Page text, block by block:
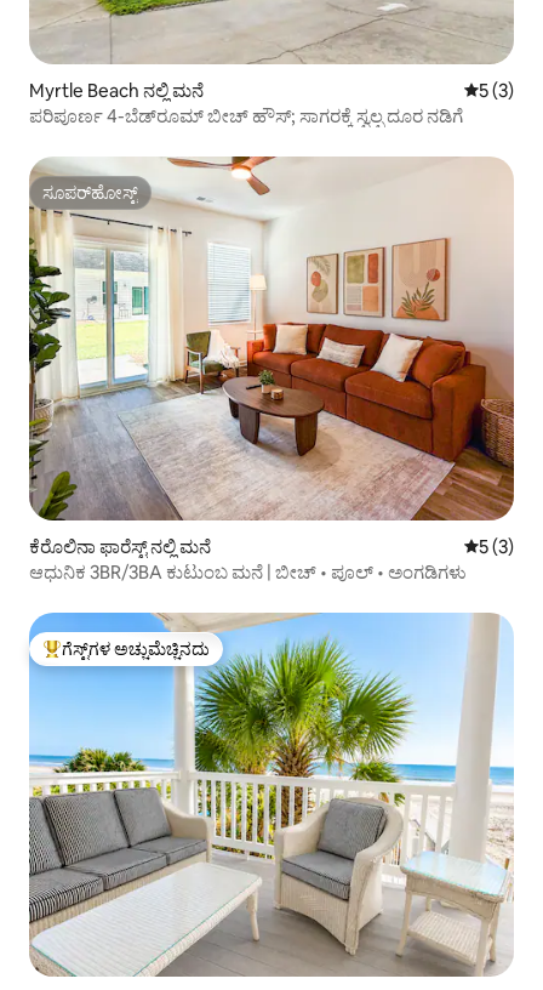
Myrtle Beach ನಲ್ಲಿ ಮನೆ 5 ರಲ್ಲಿ 5
5 (3)
ಪರಿಪೂರ್ಣ 4-ಬೆಡ್‌ರೂಮ್ ಬೀಚ್ ಹೌಸ್; ಸಾಗರಕ್ಕೆ ಸ್ವಲ್ಪ ದೂರ ನಡಿಗೆ
ಸೂಪರ್‌ಹೋಸ್ಟ್
ಸೂಪರ್‌ಹೋಸ್ಟ್
ಕೆರೊಲಿನಾ ಫಾರೆಸ್ಟ್ ನಲ್ಲಿ ಮನೆ 5 ರಲ್ಲಿ 5
5 (3)
ಆಧುನಿಕ 3BR/3BA ಕುಟುಂಬ ಮನೆ | ಬೀಚ್ • ಪೂಲ್ • ಅಂಗಡಿಗಳು
ಗೆಸ್ಟ್‌ಗಳಿಗೆ ಅತಿ ಹೆಚ್ಚು ಅಚ್ಚುಮೆಚ್ಚಿನದು
ಗೆಸ್ಟ್‌ಗಳ ಅಚ್ಚುಮೆಚ್ಚಿನದು